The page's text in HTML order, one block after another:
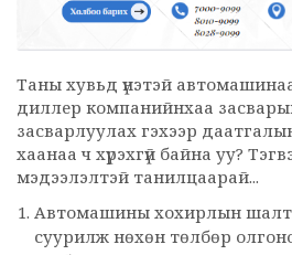
Таны хувьд үнэтэй
диллер компанийнхаа
засварлуулах гэхээр
хаанаа ч хүрэхгүй байна уу?
мэдээлэлтэй танилцаарай...
Автомашины хохирлын
суурилж нөхөн төлбөр